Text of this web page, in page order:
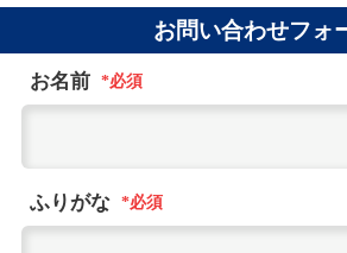
お問い合わせフォ
お名前
ふりがな